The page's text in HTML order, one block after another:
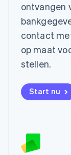
ontvangen
contact
op maat
stellen.
Start nu
Malta
English
Mexico
Nederland
Nederlands
English
Polen
English